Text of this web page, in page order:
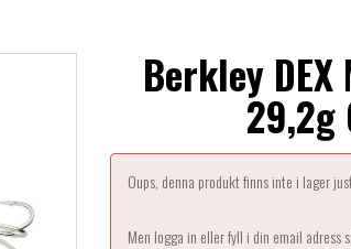
Berkley
29,2g
Oups, denna produkt finns inte i lager
Men logga in eller fyll i din email